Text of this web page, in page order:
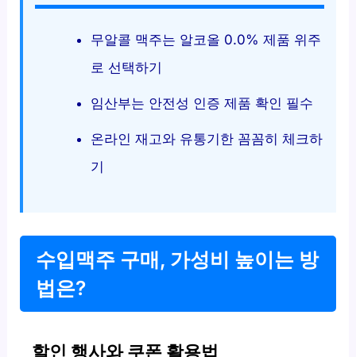
무알콜 맥주는 알코올 0.0% 제품 위주
로 선택하기
임산부는 안전성 인증 제품 확인 필수
온라인 재고와 유통기한 꼼꼼히 체크하
기
수입맥주 구매, 가성비 높이는 방
법은?
할인 행사와 쿠폰 활용법